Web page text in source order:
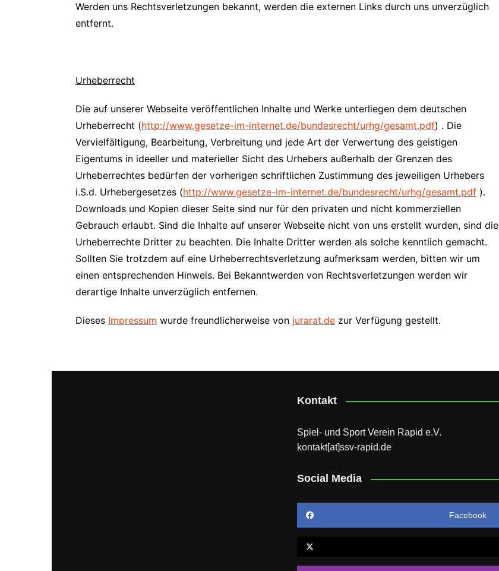
Werden uns Rechtsverletzungen bekannt, werden die externen Links durch uns unverzüglich
entfernt.
Urheberrecht
Die auf unserer Webseite veröffentlichen Inhalte und Werke unterliegen dem deutschen
Urheberrecht (http://www.gesetze-im-internet.de/bundesrecht/urhg/gesamt.pdf) . Die
Vervielfältigung, Bearbeitung, Verbreitung und jede Art der Verwertung des geistigen
Eigentums in ideeller und materieller Sicht des Urhebers außerhalb der Grenzen des
Urheberrechtes bedürfen der vorherigen schriftlichen Zustimmung des jeweiligen Urhebers
i.S.d. Urhebergesetzes (http://www.gesetze-im-internet.de/bundesrecht/urhg/gesamt.pdf ).
Downloads und Kopien dieser Seite sind nur für den privaten und nicht kommerziellen
Gebrauch erlaubt. Sind die Inhalte auf unserer Webseite nicht von uns erstellt wurden, sind die
Urheberrechte Dritter zu beachten. Die Inhalte Dritter werden als solche kenntlich gemacht.
Sollten Sie trotzdem auf eine Urheberrechtsverletzung aufmerksam werden, bitten wir um
einen entsprechenden Hinweis. Bei Bekanntwerden von Rechtsverletzungen werden wir
derartige Inhalte unverzüglich entfernen.
Dieses Impressum wurde freundlicherweise von jurarat.de zur Verfügung gestellt.
Kontakt
Spiel- und Sport Verein Rapid e.V.
kontakt[at]ssv-rapid.de
Social Media
Facebook